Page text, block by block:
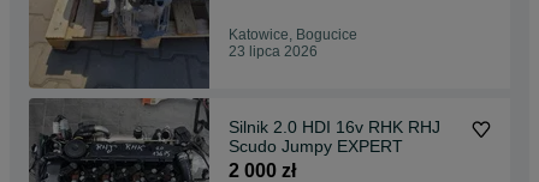
Katowice, Bogucice
23 lipca 2026
Silnik 2.0 HDI 16v RHK RHJ
Scudo Jumpy EXPERT
2 000 zł